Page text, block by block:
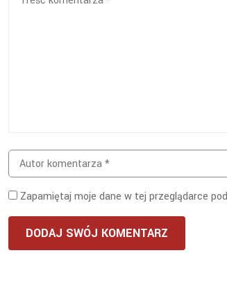
Zapamiętaj moje dane w tej przeglądarce